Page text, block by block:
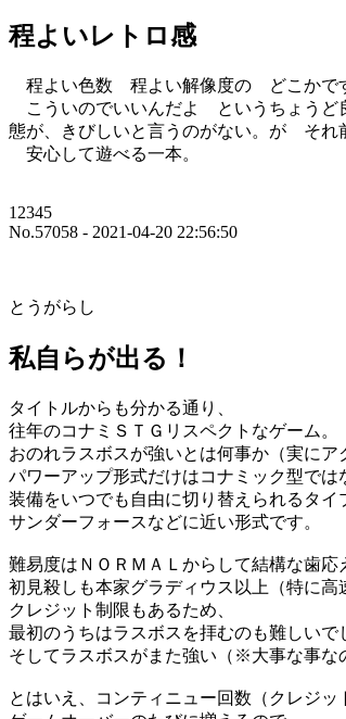
程よいレトロ感
程よい色数 程よい解像度の どこかです
こういのでいいんだよ というちょうど
態が、きびしいと言うのがない。が そ
安心して遊べる一本。
12345
No.57058 - 2021-04-20 22:56:50
とうがらし
私自らが出る！
タイトルからも分かる通り、
往年のコナミＳＴＧリスペクトなゲーム。
おのれラスボスが強いとは何事か（実にア
パワーアップ形式だけはコナミック型では
装備をいつでも自由に切り替えられるタイ
サンダーフォースなどに近い形式です。
難易度はＮＯＲＭＡＬからして結構な歯応
初見殺しも本家グラディウス以上（特に高
クレジット制限もあるため、
最初のうちはラスボスを拝むのも難しいで
そしてラスボスがまた強い（※大事な事な
とはいえ、コンティニュー回数（クレジッ